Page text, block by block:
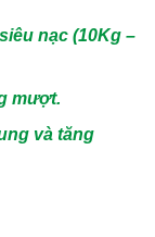
nạc (10Kg –
mượt.
và tăng